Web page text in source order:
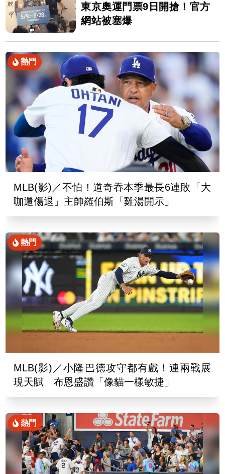
東京奧運門票9日開搶！官方
網站被塞爆
熱門
MLB(影)／不怕！道奇吞本季最長6連敗「大
咖還傷退」主帥羅伯斯「雞湯開示」
熱門
MLB(影)／小隆巴德攻守都有戲！連兩戰展
現天賦 布恩盛讚「像貓一樣敏捷」
熱門